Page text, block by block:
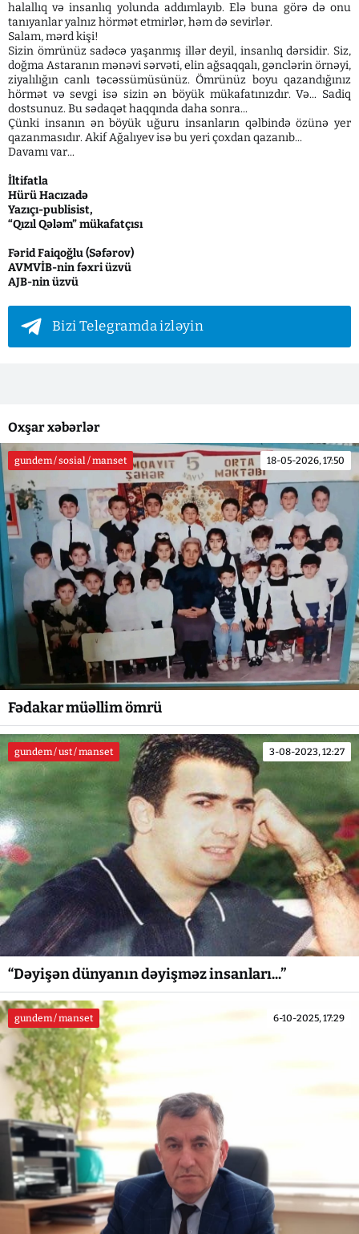
halallıq və insanlıq yolunda addımlayıb. Elə buna görə də onu
tanıyanlar yalnız hörmət etmirlər, həm də sevirlər.
Salam, mərd kişi!
Sizin ömrünüz sadəcə yaşanmış illər deyil, insanlıq dərsidir. Siz,
doğma Astaranın mənəvi sərvəti, elin ağsaqqalı, gənclərin örnəyi,
ziyalılığın canlı təcəssümüsünüz. Ömrünüz boyu qazandığınız
hörmət və sevgi isə sizin ən böyük mükafatınızdır. Və... Sadiq
dostsunuz. Bu sədaqət haqqında daha sonra...
Çünki insanın ən böyük uğuru insanların qəlbində özünə yer
qazanmasıdır. Akif Ağalıyev isə bu yeri çoxdan qazanıb...
Davamı var...
İltifatla
Hürü Hacızadə
Yazıçı-publisist,
“Qızıl Qələm” mükafatçısı
Fərid Faiqoğlu (Səfərov)
AVMVİB-nin fəxri üzvü
AJB-nin üzvü
Bizi Telegramda izləyin
Oxşar xəbərlər
gundem / sosial / manset 18-05-2026, 17:50
Fədakar müəllim ömrü
gundem / ust / manset 3-08-2023, 12:27
“Dəyişən dünyanın dəyişməz insanları...”
gundem / manset 6-10-2025, 17:29